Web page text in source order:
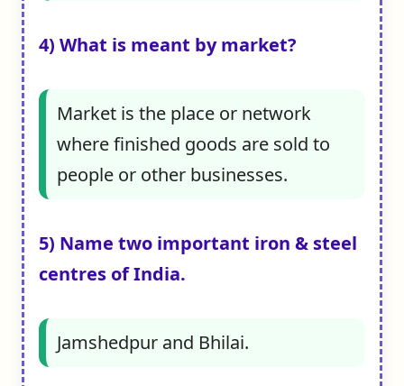
4) What is meant by market?
Market is the place or network
where finished goods are sold to
people or other businesses.
5) Name two important iron & steel
centres of India.
Jamshedpur and Bhilai.